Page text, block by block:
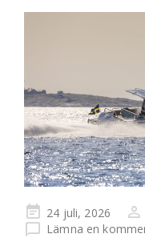
Publicerad
på
24 juli, 2026
Lämna en